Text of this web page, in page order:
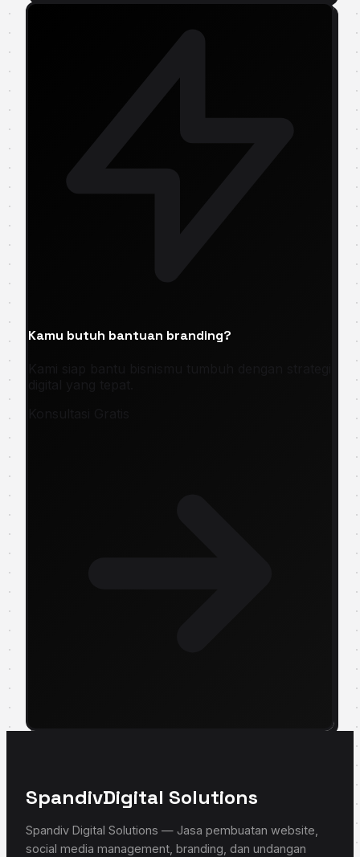
Kamu butuh bantuan branding?
SpandivDigital Solutions
Spandiv Digital Solutions — Jasa pembuatan website,
social media management, branding, dan undangan